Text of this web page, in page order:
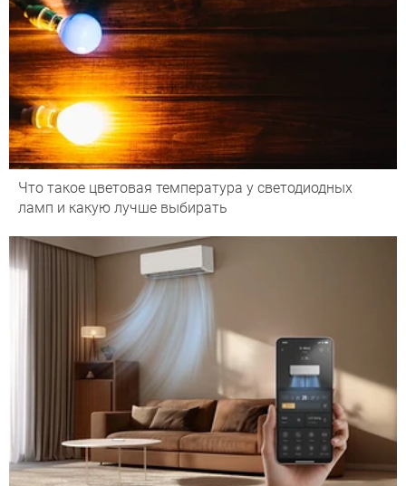
Что такое цветовая температура у светодиодных
ламп и какую лучше выбирать